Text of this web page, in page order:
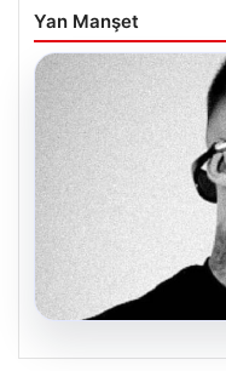
Yan Manşet